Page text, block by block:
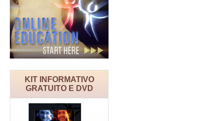
KIT INFORMATIVO
GRATUITO E DVD